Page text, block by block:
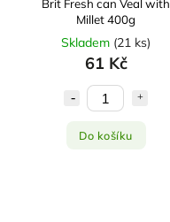
Brit Fresh can Veal with
Millet 400g
Skladem (21 ks)
61 Kč
Do košíku